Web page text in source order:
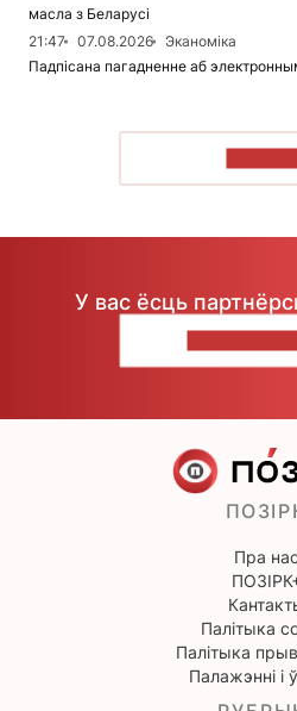
масла з Беларусі
21:47
07.08.2026
Эканоміка
Падпісана пагадненне аб
У вас ёсць
Пра нас
Палітыка
Палітыка
Палажэнні і